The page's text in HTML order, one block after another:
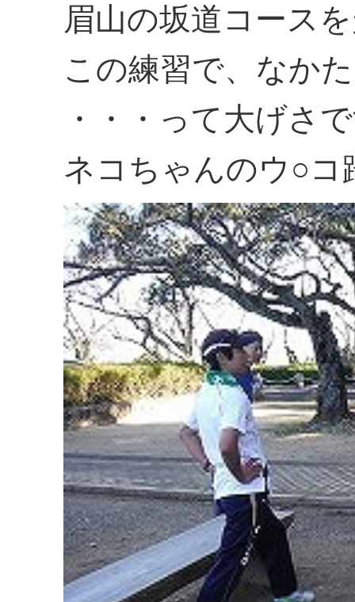
眉山の坂道コース
この練習で、なか
・・・って大げさ
ネコちゃんのウ○コ